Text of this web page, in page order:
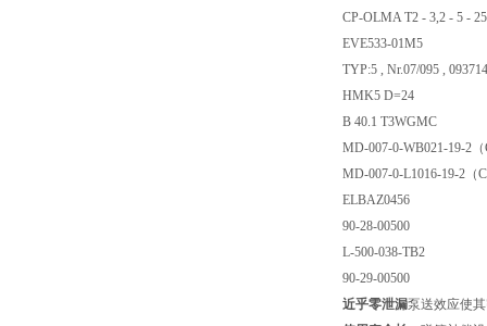
CP-OLMA T2 - 3,2 - 5 -
EVE533-01M5
TYP:5 , Nr.07/095 ,
HMK5 D=24
B 40.1 T3WGMC
MD-007-0-WB021-19-2
MD-007-0-L1016-19-2（
ELBAZ0456
90-28-00500
L-500-038-TB2
90-29-00500
近乎零泄漏泵送效应使